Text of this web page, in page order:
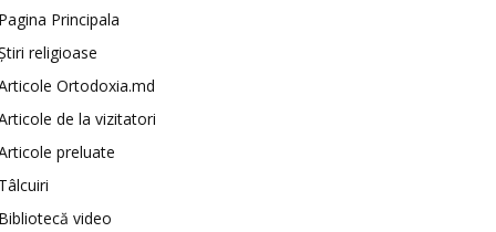
Principala
religioase
Ortodoxia.md
de la vizitatori
preluate
video